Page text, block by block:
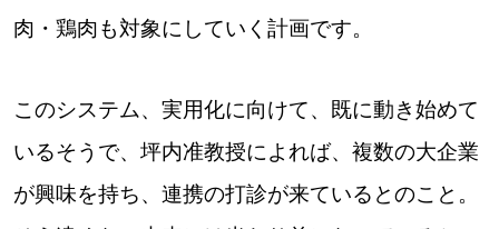
肉・鶏肉も対象にしていく計画です。
このシステム、実用化に向けて、既に動き始めて
いるそうで、坪内准教授によれば、複数の大企業
が興味を持ち、連携の打診が来ているとのこと。